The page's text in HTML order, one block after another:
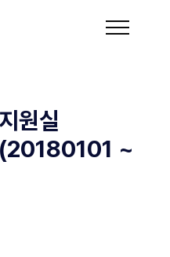
원실
(20180101 ~